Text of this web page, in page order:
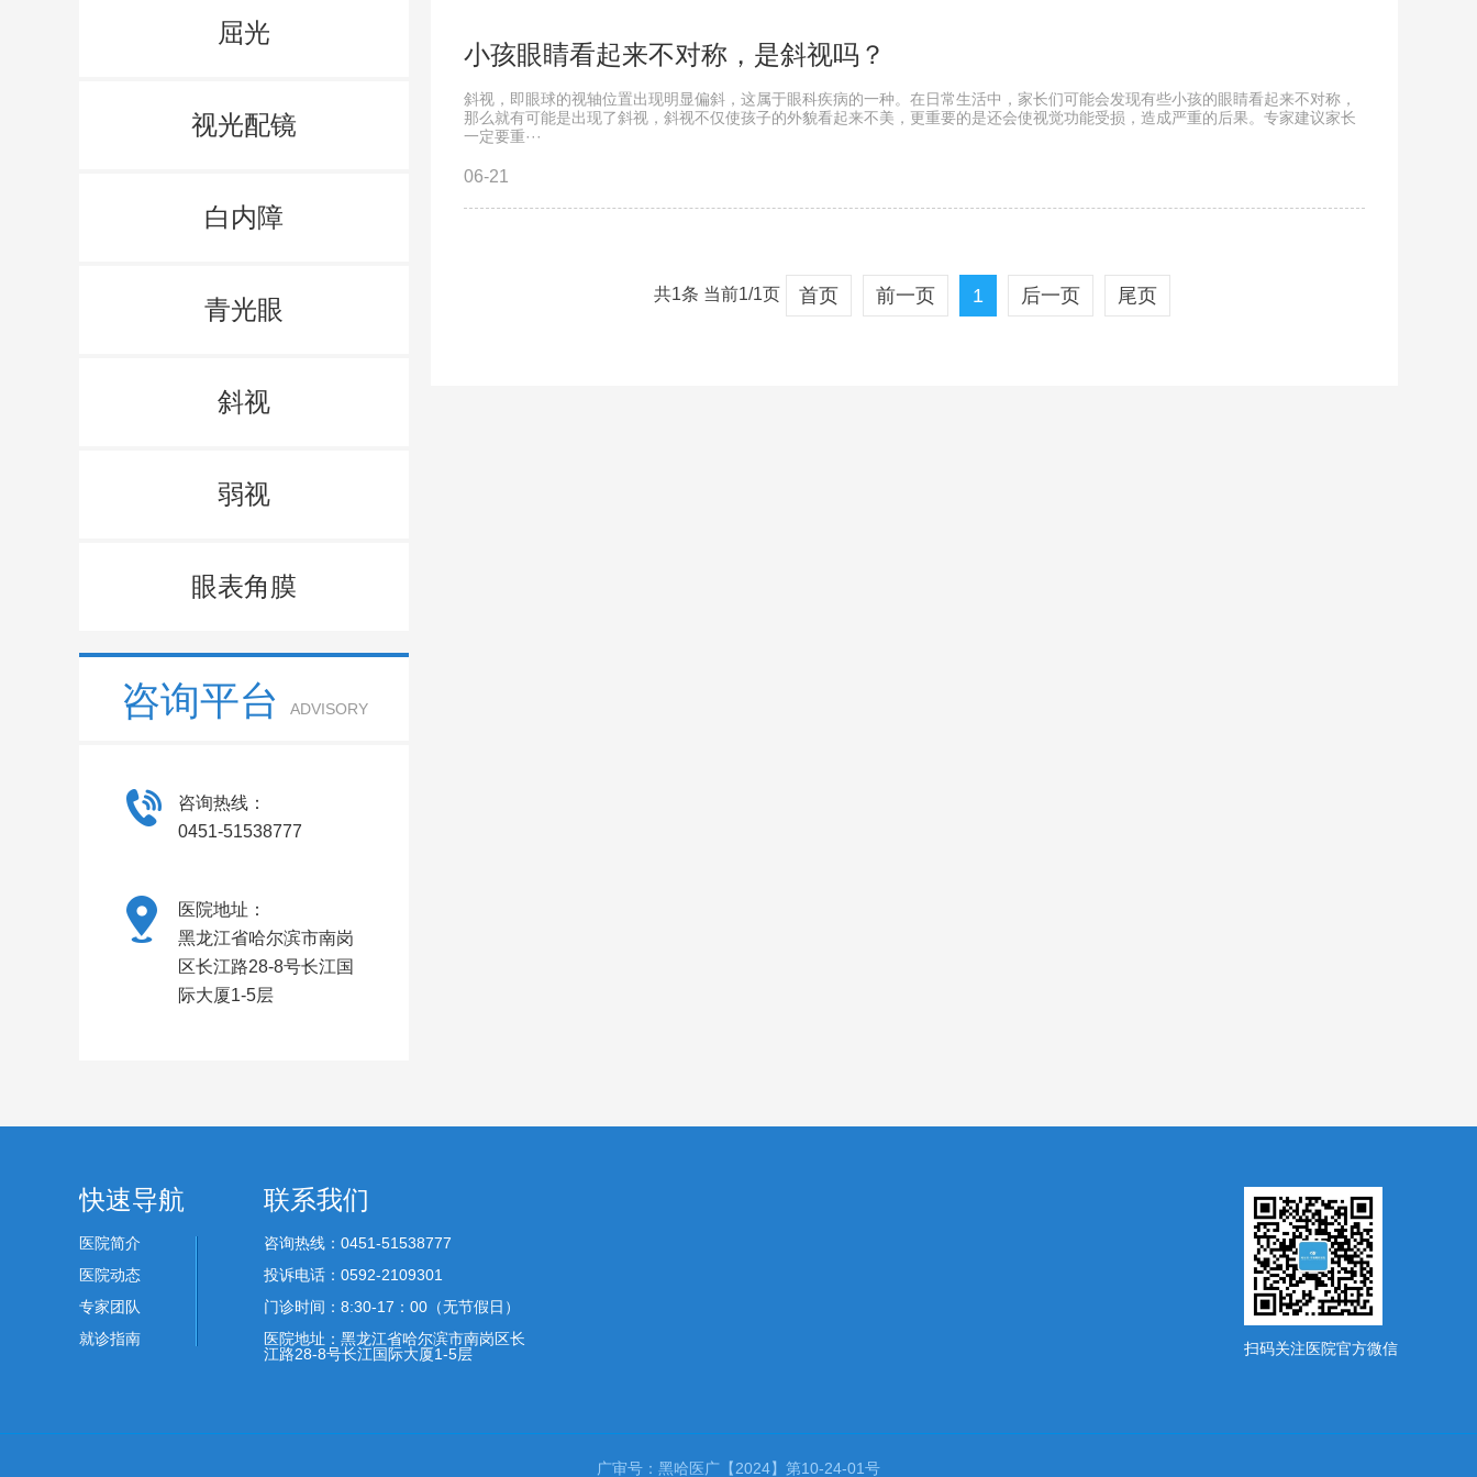
屈光
视光配镜
白内障
青光眼
斜视
弱视
眼表角膜
咨询平台 ADVISORY
咨询热线：
0451-51538777
医院地址：
黑龙江省哈尔滨市南岗
区长江路28-8号长江国
际大厦1-5层
小孩眼睛看起来不对称，是斜视吗？
斜视，即眼球的视轴位置出现明显偏斜，这属于眼科疾病的一种。在日常生活中，家长们可能会发现有些小孩的眼睛看起来不对称，
那么就有可能是出现了斜视，斜视不仅使孩子的外貌看起来不美，更重要的是还会使视觉功能受损，造成严重的后果。专家建议家长
一定要重···
06-21
共1条 当前1/1页 首页 前一页 1 后一页 尾页
快速导航
医院简介
医院动态
专家团队
就诊指南
联系我们
咨询热线：0451-51538777
投诉电话：0592-2109301
门诊时间：8:30-17：00（无节假日）
医院地址：黑龙江省哈尔滨市南岗区长
江路28-8号长江国际大厦1-5层
扫码关注医院官方微信
广审号：黑哈医广【2024】第10-24-01号